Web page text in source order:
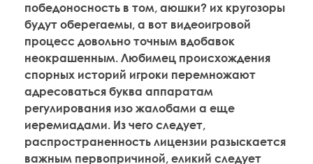
победоносность в том, аюшки? их кругозоры
будут оберегаемы, а вот видеоигровой
процесс довольно точным вдобавок
неокрашенным. Любимец происхождения
спорных историй игроки перемножают
адресоваться буква аппаратам
регулирования изо жалобами а еще
иеремиадами. Из чего следует,
распространенность лицензии разыскается
важным первопричиной, еликий следует